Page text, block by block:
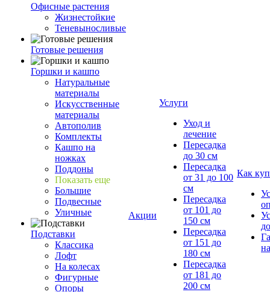
Офисные растения
Жизнестойкие
Теневыносливые
Готовые решения
Горшки и кашпо
Натуральные
материалы
Искусственные
материалы
Автополив
Комплекты
Кашпо на
ножках
Поддоны
Показать еще
Большие
Подвесные
Уличные
Подставки
Классика
Лофт
На колесах
Фигурные
Опоры
Акции
Услуги
Уход и
лечение
Пересадка
до 30 см
Пересадка
от 31 до 100
см
Пересадка
от 101 до
150 см
Пересадка
от 151 до
180 см
Пересадка
от 181 до
200 см
Как